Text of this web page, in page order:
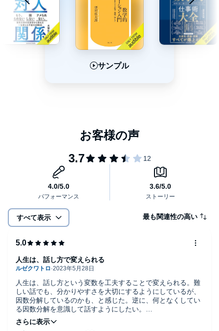
●第5章 比較して話す ～物事を意味づけして伝える技術～
●第6章 構造化して話す ～もっと深く伝わる魔法～
●第7章 モデル化して話す ～正しそうに伝えるコツ～
サンプル
すべて表示 最も関連性の高い
人生は、話し方という変数を工夫することで変えられる。難
しい話でも、分かりやすさを大切にするようにしているが、
因数分解しているのかも、と感じた。逆に、何となくしてい
る因数分解を意識して話すようにしたい。
変数は自分の努力で変えられる、と思うと先は明るいと思っ
た。
人生は、話し方で変えられる